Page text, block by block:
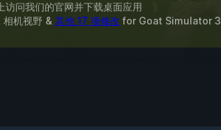
访问我们的官网并下载桌面应用
相机视野 & 其他 17 项修改 for Goat Simulator 3